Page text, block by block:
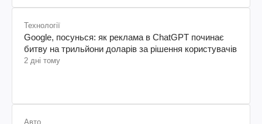
Технології
Google, посунься: як реклама в ChatGPT починає
битву на трильйони доларів за рішення користувачів
2 дні тому
Авто